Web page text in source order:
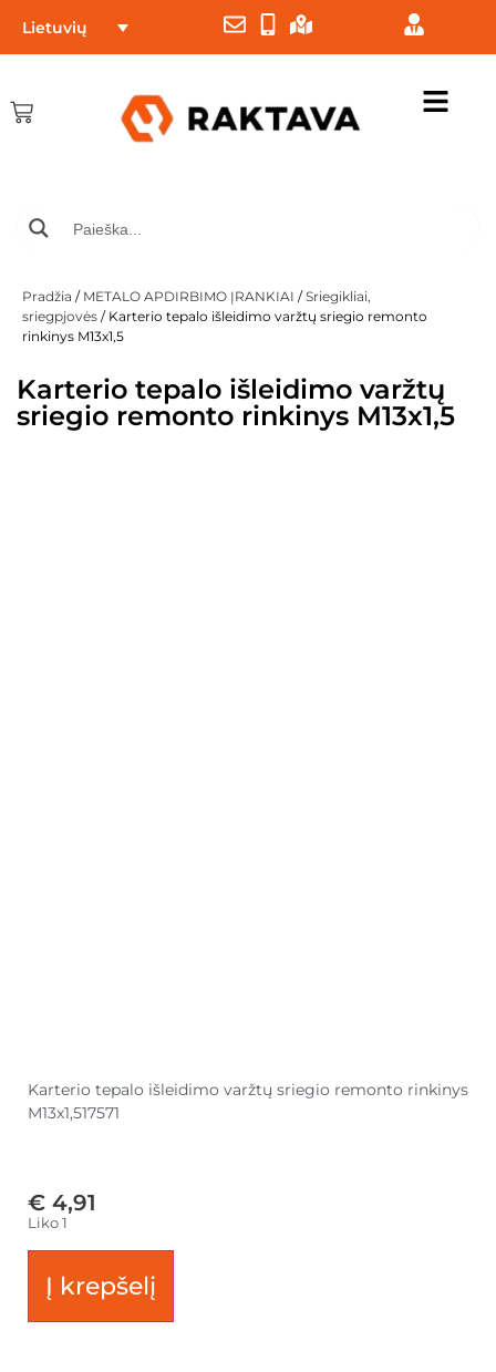
Lietuvių
Pradžia / METALO APDIRBIMO ĮRANKIAI /Sriegikliai,
sriegpjovės / Karterio tepalo išleidimo varžtų sriegio remonto
rinkinys M13x1,5
Karterio tepalo išleidimo varžtų
sriegio remonto rinkinys M13x1,5
Karterio tepalo išleidimo varžtų sriegio remonto rinkinys
M13x1,517571
€ 4,91
Liko 1
Į krepšelį